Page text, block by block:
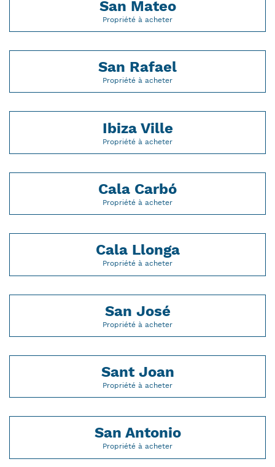
San Mateo
Propriété à acheter
San Rafael
Propriété à acheter
Ibiza Ville
Propriété à acheter
Cala Carbó
Propriété à acheter
Cala Llonga
Propriété à acheter
San José
Propriété à acheter
Sant Joan
Propriété à acheter
San Antonio
Propriété à acheter